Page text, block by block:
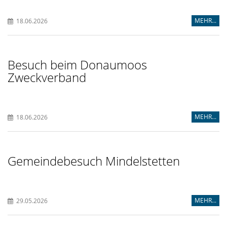
18.06.2026 MEHR...
Besuch beim Donaumoos
Zweckverband
18.06.2026 MEHR...
Gemeindebesuch Mindelstetten
29.05.2026 MEHR...